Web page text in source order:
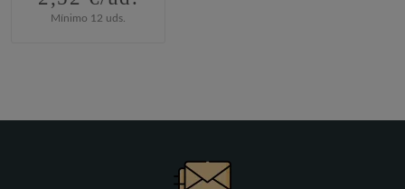
Mínimo 12 uds.